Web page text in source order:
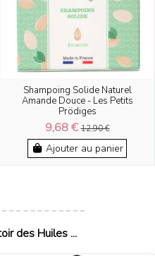
Shampoing Solide Naturel
Amande Douce - Les Petits
Prödiges
9,68 €12,90 €
Ajouter au panier
des Huiles ...